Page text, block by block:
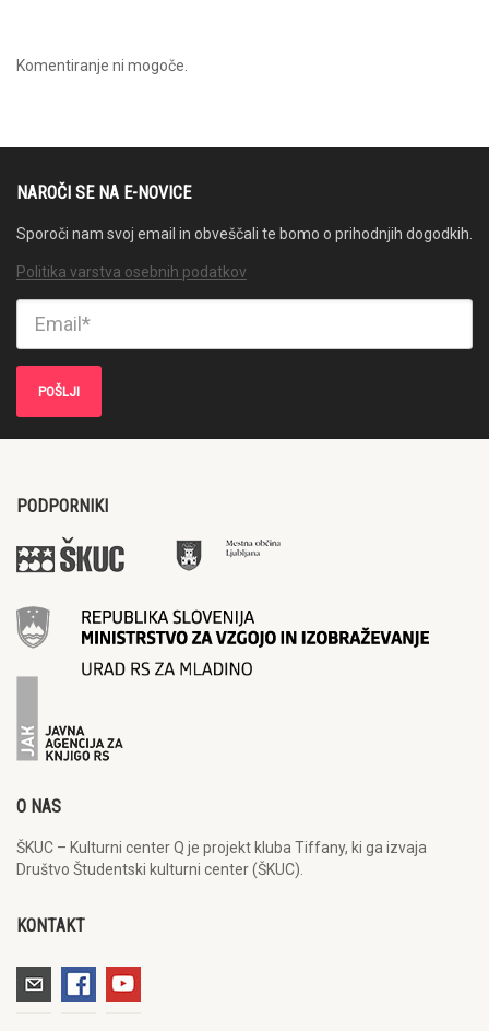
Komentiranje ni mogoče.
NAROČI SE NA E-NOVICE
Sporoči nam svoj email in obveščali te bomo o prihodnjih dogodkih.
Politika varstva osebnih podatkov
PODPORNIKI
O NAS
ŠKUC – Kulturni center Q je projekt kluba Tiffany, ki ga izvaja
Društvo Študentski kulturni center (ŠKUC).
KONTAKT